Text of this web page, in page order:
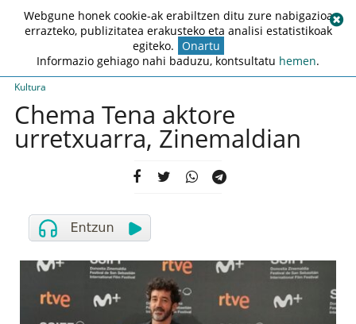
Kultura
Chema Tena aktore
urretxuarra, Zinemaldian
Webgune honek cookie-ak erabiltzen ditu zure nabigazioa
errazteko, publizitatea erakusteko eta analisi estatistikoak
egiteko. Onartu
Informazio gehiago nahi baduzu, kontsultatu hemen.